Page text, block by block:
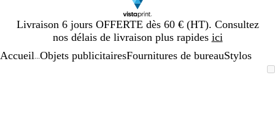
Livraison 6 jours OFFERTE dès 60 € (HT). Consultez
nos délais de livraison plus rapides ici
Diapositive
1
Accueil Objets publicitairesFournitures de bureauStylos